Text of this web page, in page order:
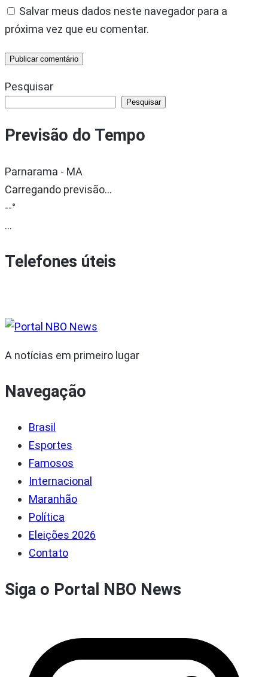
Salvar meus dados neste navegador para a
próxima vez que eu comentar.
Pesquisar
Pesquisar
Previsão do Tempo
Parnarama - MA
Carregando previsão...
--°
...
Telefones úteis
A notícias em primeiro lugar
Navegação
Brasil
Esportes
Famosos
Internacional
Maranhão
Política
Eleições 2026
Contato
Siga o Portal NBO News